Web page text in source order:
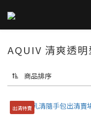
AQUIV 清爽透明
商品排序
出清特賣